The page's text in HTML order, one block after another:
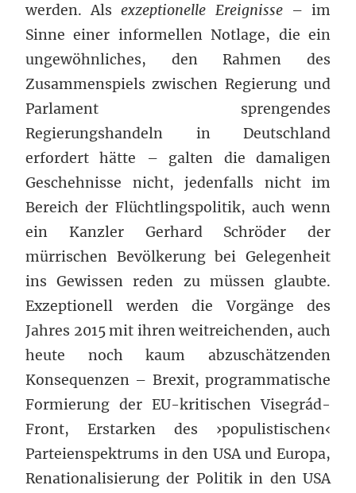
werden. Alsexzeptionelle Ereignisse– im
Sinne einer informellen Notlage, die ein
ungewöhnliches, den Rahmen des
Zusammenspiels zwischen Regierung und
Parlament sprengendes
Regierungshandeln in Deutschland
erfordert hätte – galten die damaligen
Geschehnisse nicht, jedenfalls nicht im
Bereich der Flüchtlingspolitik, auch wenn
ein Kanzler Gerhard Schröder der
mürrischen Bevölkerung bei Gelegenheit
ins Gewissen reden zu müssen glaubte.
Exzeptionell werden die Vorgänge des
Jahres 2015 mit ihren weitreichenden, auch
heute noch kaum abzuschätzenden
Konsequenzen – Brexit, programmatische
Formierung der EU-kritischen Visegrád-
Front, Erstarken des ›populistischen‹
Parteienspektrums in den USA und Europa,
Renationalisierung der Politik in den USA